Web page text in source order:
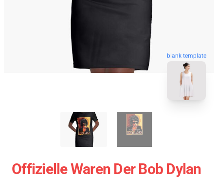
blank template
Offizielle Waren Der Bob Dylan